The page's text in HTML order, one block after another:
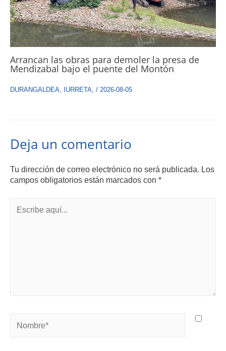
Arrancan las obras para demoler la presa de
Mendizabal bajo el puente del Montón
DURANGALDEA, IURRETA, / 2026-08-05
Deja un comentario
Tu dirección de correo electrónico no será publicada. Los
campos obligatorios están marcados con *